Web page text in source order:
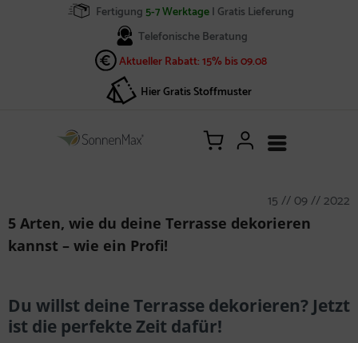
Fertigung 5-7 Werktage| Gratis Lieferung
Telefonische Beratung
Aktueller Rabatt: 15% bis 09.08
Hier Gratis Stoffmuster
15 // 09 // 2022
5 Arten, wie du deine Terrasse dekorieren
kannst – wie ein Profi!
Du willst deine Terrasse dekorieren? Jetzt
ist die perfekte Zeit dafür!